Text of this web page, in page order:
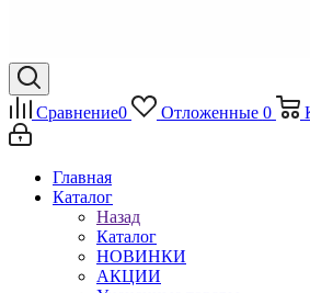
Сравнение0 Отложенные 0
Главная
Каталог
Назад
Каталог
НОВИНКИ
АКЦИИ